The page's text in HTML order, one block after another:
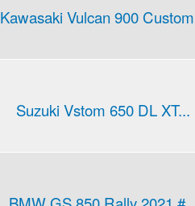
Kawasaki Vulcan 900
Suzuki Vstom 650 DL XT...